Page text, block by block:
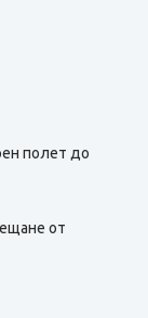
полет до
от